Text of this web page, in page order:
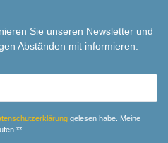
Sie unseren Newsletter und
Abständen mit informieren.
gelesen habe. Meine